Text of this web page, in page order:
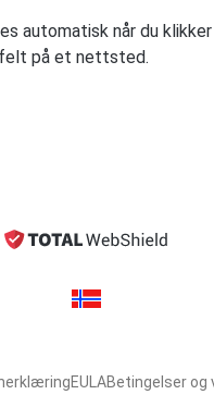
automatisk når du
på et nettsted.
EULABetingelser og